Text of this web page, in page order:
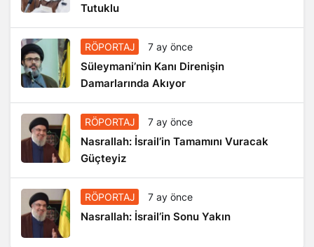
Tutuklu
RÖPORTAJ 7 ay önce
Süleymani’nin Kanı Direnişin
Damarlarında Akıyor
RÖPORTAJ 7 ay önce
Nasrallah: İsrail’in Tamamını Vuracak
Güçteyiz
RÖPORTAJ 7 ay önce
Nasrallah: İsrail’in Sonu Yakın